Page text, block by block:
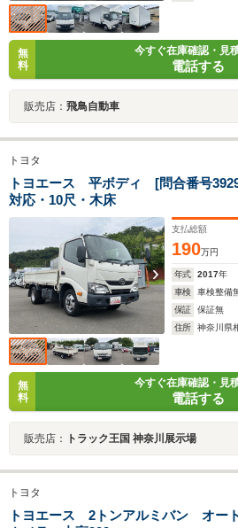
無
料
今すぐ在庫確認・見
電話する
販売店： 飛鳥自動車
トヨタ
トヨエース 平ボディ [問合番号
対応・10尺・木床
支払総額
190万円
年式 2017年
車検
車検整備
保証
保証無
住所
神奈川県
無
料
今すぐ在庫確認・見
電話する
販売店： トラック王国 神奈川展示場
トヨタ
トヨエース 2トンアルミバン オ